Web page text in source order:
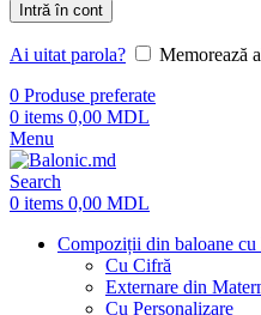
Intră în cont
Ai uitat parola?
Memorează
0 Produse preferate
0 items 0,00 MDL
Menu
Search
0 items 0,00 MDL
Compoziții din baloane cu
Cu Cifră
Externare din
Cu Personalizare